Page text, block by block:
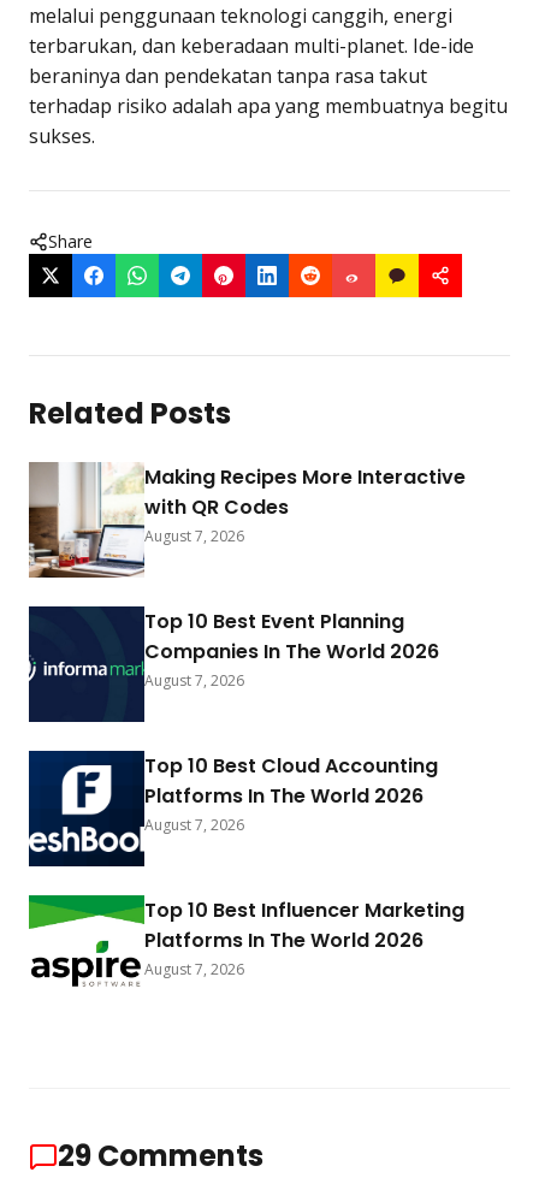
melalui penggunaan teknologi canggih, energi
terbarukan, dan keberadaan multi-planet. Ide-ide
beraninya dan pendekatan tanpa rasa takut
terhadap risiko adalah apa yang membuatnya begitu
sukses.
Share
Related Posts
Making Recipes More Interactive
with QR Codes
August 7, 2026
Top 10 Best Event Planning
Companies In The World 2026
August 7, 2026
Top 10 Best Cloud Accounting
Platforms In The World 2026
August 7, 2026
Top 10 Best Influencer Marketing
Platforms In The World 2026
August 7, 2026
29Comments